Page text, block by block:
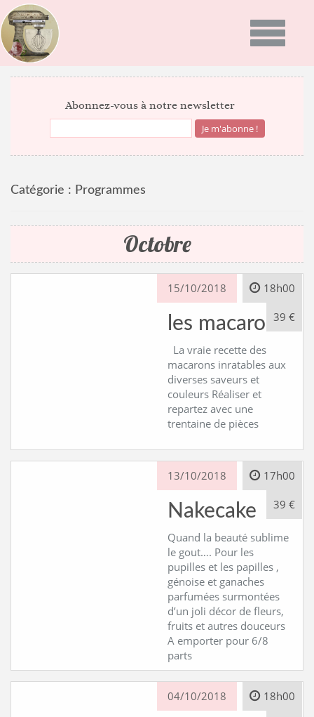
Toggle
PRÉSENTATION
PROGRAMMES
GALERIE PHOTO
INFOS DU MOMENT
Abonnez-vous à notre newsletter
Catégorie : Programmes
Octobre
15/10/2018 18h00
39 €
les macarons
La vraie recette des
macarons inratables aux
diverses saveurs et
couleurs Réaliser et
repartez avec une
trentaine de pièces
13/10/2018 17h00
39 €
Nakecake
Quand la beauté sublime
le gout…. Pour les
pupilles et les papilles ,
génoise et ganaches
parfumées surmontées
d’un joli décor de fleurs,
fruits et autres douceurs
A emporter pour 6/8
parts
04/10/2018 18h00